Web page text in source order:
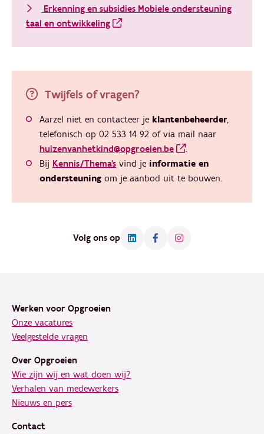
Erkenning en subsidies Mobiele ondersteuning
taal en ontwikkeling
Twijfels of vragen?
Aarzel niet en contacteer je klantenbeheerder,
telefonisch op 02 533 14 92 of via mail naar
huizenvanhetkind@opgroeien.be
.
Bij Kennis/Thema's vind je informatie en
ondersteuning om je aanbod uit te bouwen.
Volg ons op
Werken voor Opgroeien
Onze vacatures
Veelgestelde vragen
Over Opgroeien
Wie zijn wij en wat doen wij?
Verhalen van medewerkers
Nieuws en pers
Contact